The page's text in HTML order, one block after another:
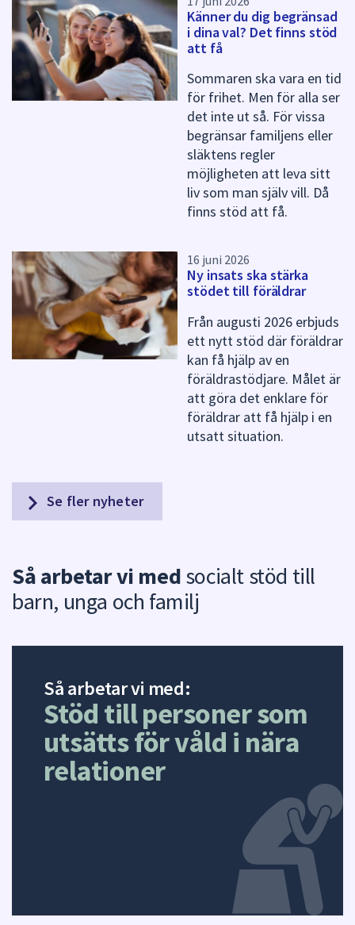
Känner du dig begränsad
i dina val? Det finns stöd
att få
Sommaren ska vara en tid
för frihet. Men för alla ser
det inte ut så. För vissa
begränsar familjens eller
släktens regler
möjligheten att leva sitt
liv som man själv vill. Då
finns stöd att få.
16 juni 2026
Ny insats ska stärka
stödet till föräldrar
Från augusti 2026 erbjuds
ett nytt stöd där föräldrar
kan få hjälp av en
föräldrastödjare. Målet är
att göra det enklare för
föräldrar att få hjälp i en
utsatt situation.
Se fler nyheter
Så arbetar vi medsocialt stöd till
barn, unga och familj
Så arbetar vi med:
Stöd till personer som
utsätts för våld i nära
relationer